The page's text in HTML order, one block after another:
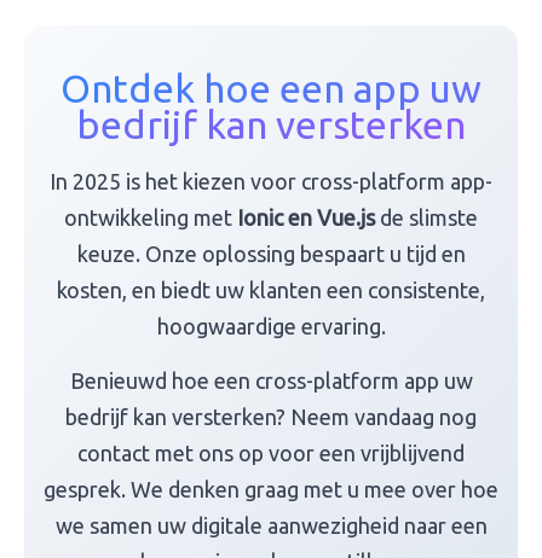
Ontdek hoe een app uw
bedrijf kan versterken
In 2025 is het kiezen voor cross-platform app-
ontwikkeling met Ionic en Vue.jsde slimste
keuze. Onze oplossing bespaart u tijd en
kosten, en biedt uw klanten een consistente,
hoogwaardige ervaring.
Benieuwd hoe een cross-platform app uw
bedrijf kan versterken? Neem vandaag nog
contact met ons op voor een vrijblijvend
gesprek. We denken graag met u mee over hoe
we samen uw digitale aanwezigheid naar een